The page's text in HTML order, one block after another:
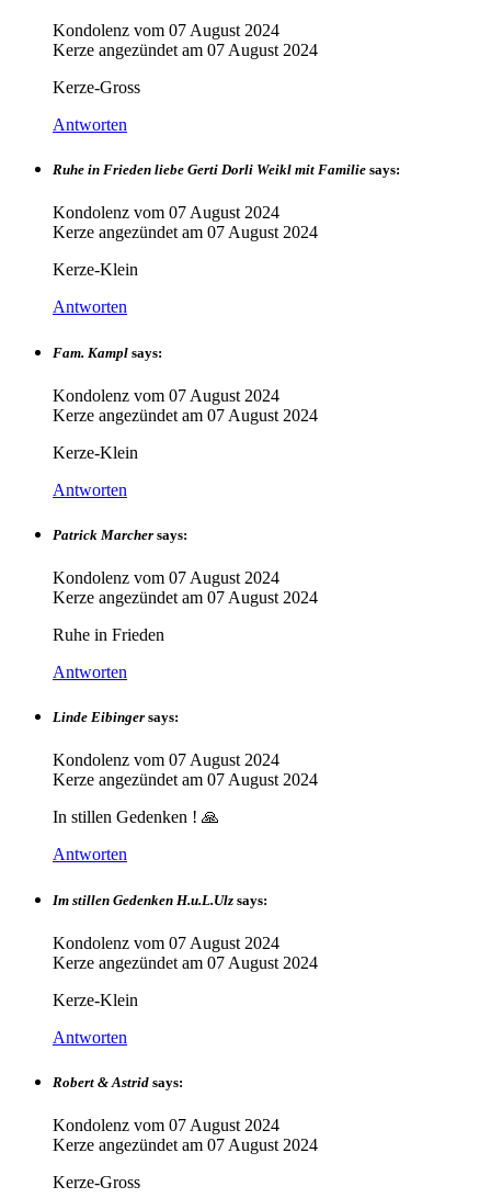
Kondolenz vom 07 August 2024
Kerze angezündet am 07 August 2024
Kerze-Gross
Antworten
Ruhe in Frieden liebe Gerti Dorli Weikl mit Familie says:
Kondolenz vom 07 August 2024
Kerze angezündet am 07 August 2024
Kerze-Klein
Antworten
Fam. Kampl says:
Kondolenz vom 07 August 2024
Kerze angezündet am 07 August 2024
Kerze-Klein
Antworten
Patrick Marcher says:
Kondolenz vom 07 August 2024
Kerze angezündet am 07 August 2024
Ruhe in Frieden
Antworten
Linde Eibinger says:
Kondolenz vom 07 August 2024
Kerze angezündet am 07 August 2024
In stillen Gedenken ! 🙏
Antworten
Im stillen Gedenken H.u.L.Ulz says:
Kondolenz vom 07 August 2024
Kerze angezündet am 07 August 2024
Kerze-Klein
Antworten
Robert & Astrid says:
Kondolenz vom 07 August 2024
Kerze angezündet am 07 August 2024
Kerze-Gross